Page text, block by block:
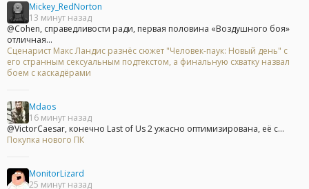
Mickey_RedNorton
13 минут назад
@Cohen, справедливости ради, первая половина «Воздушного боя»
отличная...
Сценарист Макс Ландис разнёс сюжет "Человек-паук: Новый день" с
его странным сексуальным подтекстом, а финальную схватку назвал
боем с каскадёрами
Mdaos
16 минут назад
@VictorCaesar, конечно Last of Us 2 ужасно оптимизирована, её с...
Покупка нового ПК
MonitorLizard
25 минут назад